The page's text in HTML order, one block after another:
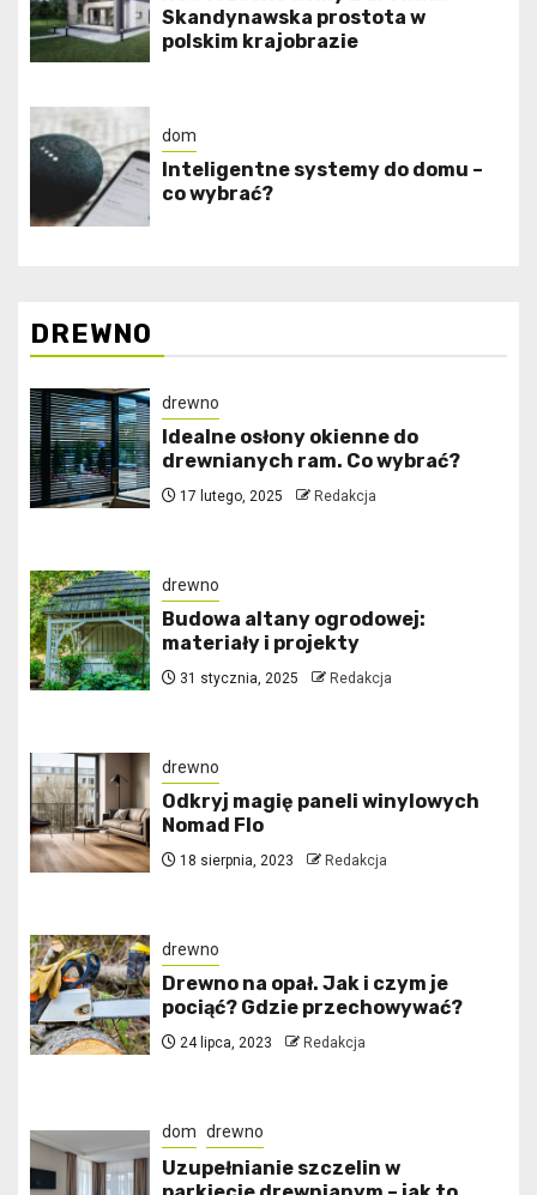
Skandynawska prostota w
polskim krajobrazie
dom
Inteligentne systemy do domu –
co wybrać?
DREWNO
drewno
Idealne osłony okienne do
drewnianych ram. Co wybrać?
17 lutego, 2025 Redakcja
drewno
Budowa altany ogrodowej:
materiały i projekty
31 stycznia, 2025 Redakcja
drewno
Odkryj magię paneli winylowych
Nomad Flo
18 sierpnia, 2023 Redakcja
drewno
Drewno na opał. Jak i czym je
pociąć? Gdzie przechowywać?
24 lipca, 2023 Redakcja
dom drewno
Uzupełnianie szczelin w